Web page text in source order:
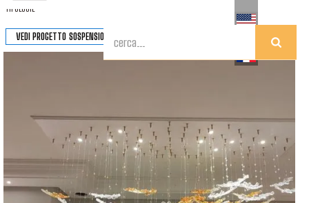
TIPOLOGIE
VEDI PROGETTO SOSPENSIONE FOGLIE D'AUTUNNO